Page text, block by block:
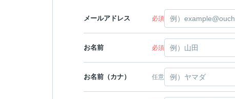
メールアドレス 必須
お名前 必須
お名前（カナ） 任意